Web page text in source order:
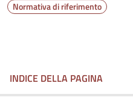
Normativa di riferimento
INDICE DELLA PAGINA